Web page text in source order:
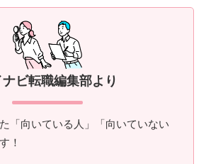
ナビ転職編集部より
「向いている人」「向いていない
！